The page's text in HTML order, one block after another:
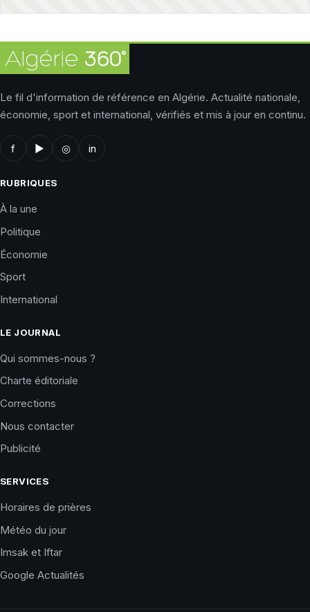
Le fil d'information de référence en Algérie. Actualité nationale,
économie, sport et international, vérifiés et mis à jour en continu.
f ▶ ◎ in
RUBRIQUES
À la une
Politique
Économie
Sport
International
LE JOURNAL
Qui sommes-nous ?
Charte éditoriale
Corrections
Nous contacter
Publicité
SERVICES
Horaires de prières
Météo du jour
Imsak et Iftar
Google Actualités